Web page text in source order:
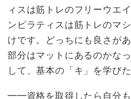
ィスは筋トレのフリーウエ
ンピラティスは筋トレのマ
けです。どっちにも良さが
部分はマットにあるのかな
して、基本の「キ」を学び
━━資格を取得したら自分も